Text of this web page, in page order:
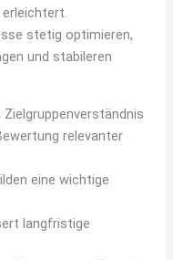
stetig optimieren,
und stabileren
relevanter
eine wichtige
langfristige